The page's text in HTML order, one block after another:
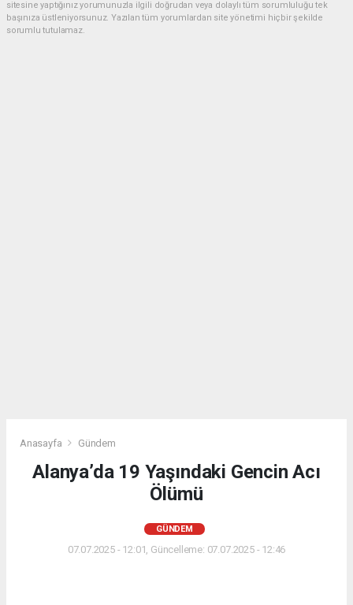
sitesine yaptığınız yorumunuzla ilgili doğrudan veya dolaylı tüm sorumluluğu tek
başınıza üstleniyorsunuz. Yazılan tüm yorumlardan site yönetimi hiçbir şekilde
sorumlu tutulamaz.
Anasayfa Gündem
Alanya’da 19 Yaşındaki Gencin Acı
Ölümü
GÜNDEM
07.07.2025 - 12:01, Güncelleme: 07.07.2025 - 12:46